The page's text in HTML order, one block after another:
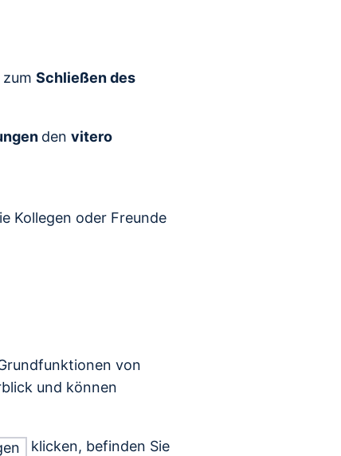
Schließen des
den vitero
Kollegen oder Freunde
von
und können
klicken, befinden Sie